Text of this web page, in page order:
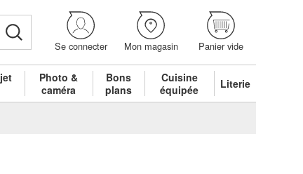
Se connecter Mon magasin Panier vide
Photo &
caméra
Bons
plans
Cuisine
équipée
Literie